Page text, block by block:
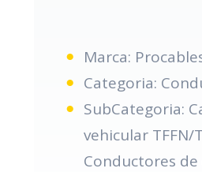
Marca:
Categoria:
SubCategoria:
vehicular TFFN/
Conductores